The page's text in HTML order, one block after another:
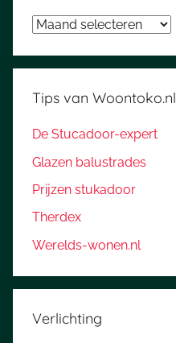
Archieven
Tips van Woontoko.nl
De Stucadoor-expert
Glazen balustrades
Prijzen stukadoor
Therdex
Werelds-wonen.nl
Verlichting